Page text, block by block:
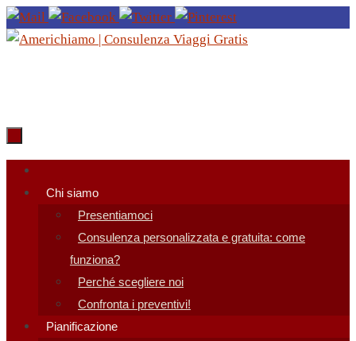
Salta
al
Salta
contenuto
Chi siamo
Presentiamoci
Consulenza personalizzata e gratuita: come
funziona?
Perché scegliere noi
Confronta i preventivi!
Pianificazione